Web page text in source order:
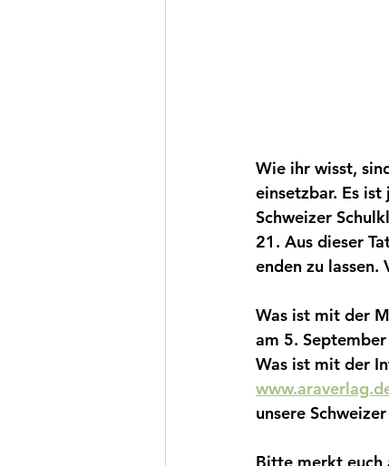
Wie ihr wisst,
einsetzbar. Es
Schweizer
21. Aus dieser
enden zu lassen.
Was ist mit der
am 5.
Was ist mit der
unsere
Bitte merkt euch